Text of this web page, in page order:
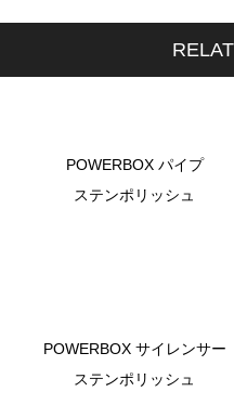
POWERBOX パイプ
ステンポリッシュ
POWERBOX サイレンサー
ステンポリッシュ